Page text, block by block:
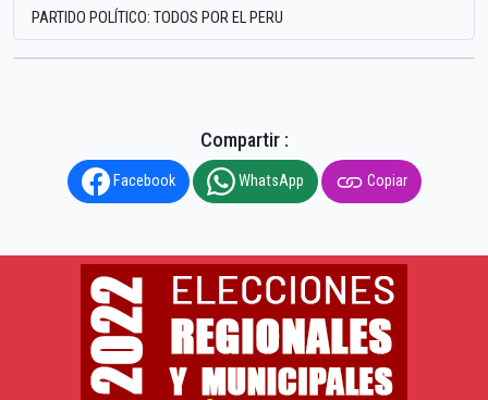
PARTIDO POLÍTICO: TODOS POR EL PERU
Compartir :
Facebook WhatsApp Copiar